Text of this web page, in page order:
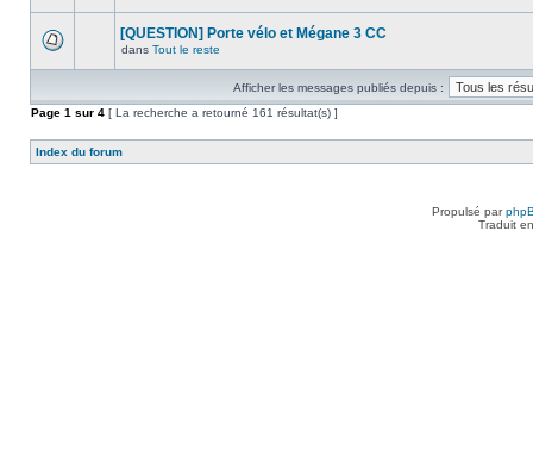
[QUESTION] Porte vélo et Mégane 3 CC
dans Tout le reste
Afficher les messages publiés depuis :
Page 1 sur 4 [ La recherche a retourné 161 résultat(s) ]
Index du forum
Propulsé par
Traduit